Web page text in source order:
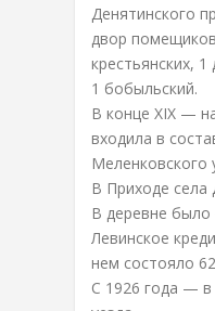
Денятинского
двор
крестьянских,
1 бобыльский.
В конце XIX —
входила в
Меленковского
В Приходе села
В деревне было
Левинское
нем состояло
С 1926 года —